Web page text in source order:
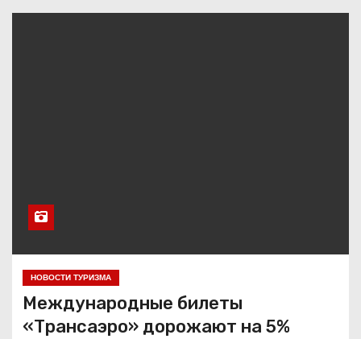
НОВОСТИ ТУРИЗМА
Международные билеты
«Трансаэро» дорожают на 5%